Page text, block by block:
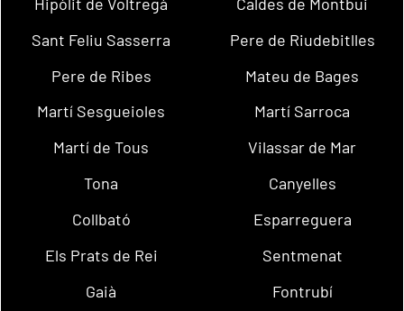
Sant Feliu Sasserra
Pere de Riudebitlles
Pere de Ribes
Mateu de Bages
Martí Sesgueioles
Martí Sarroca
Martí de Tous
Vilassar de Mar
Tona
Canyelles
Collbató
Esparreguera
Els Prats de Rei
Sentmenat
Gaià
Fontrubí